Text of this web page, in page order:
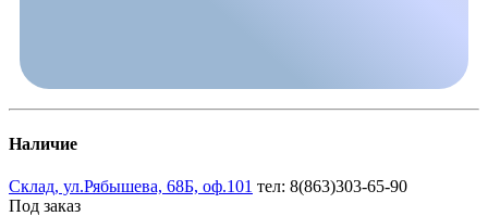
Наличие
Склад, ул.Рябышева, 68Б, оф.101 тел: 8(863)303-65-90
Под заказ